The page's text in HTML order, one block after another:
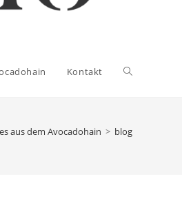
Kontakt
aus dem Avocadohain > blog